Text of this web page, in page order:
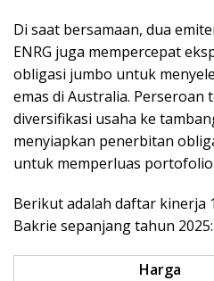
Di saat bersamaan, dua
ENRG juga mempercepat
obligasi jumbo untuk
emas di Australia. Perseroan
diversifikasi usaha ke
menyiapkan penerbitan
untuk memperluas portofolio
Berikut adalah daftar kinerja
Bakrie sepanjang tahun 2025:
Harga